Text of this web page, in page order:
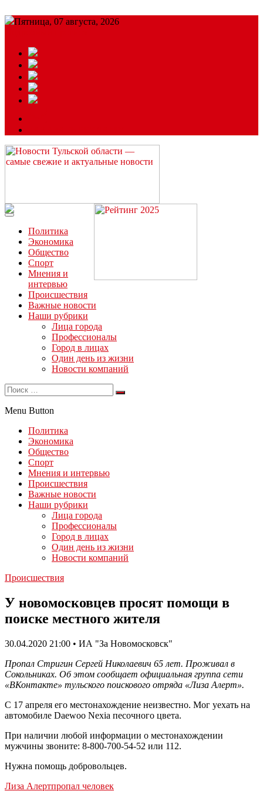
Пятница, 07 августа, 2026
Читайте последние новости дня в Тульской области на сайте
“ЗаНовомосковск”
Политика
Экономика
Общество
Спорт
Мнения и
интервью
Происшествия
Важные новости
Наши рубрики
Лица города
Профессионалы
Город в лицах
Один день из жизни
Новости компаний
Menu Button
Политика
Экономика
Общество
Спорт
Мнения и интервью
Происшествия
Важные новости
Наши рубрики
Лица города
Профессионалы
Город в лицах
Один день из жизни
Новости компаний
Происшествия
У новомосковцев просят помощи в
поиске местного жителя
30.04.2020 21:00 • ИА "За Новомосковск"
Пропал Стригин Сергей Николаевич 65 лет. Проживал в
Сокольниках. Об этом сообщает официальная группа сети
«ВКонтакте» тульского поискового отряда «Лиза Алерт».
С 17 апреля его местонахождение неизвестно. Мог уехать на
автомобиле Daewoo Nexia песочного цвета.
При наличии любой информации о местонахождении
мужчины звоните: 8-800-700-54-52 или 112.
Нужна помощь добровольцев.
Лиза Алертпропал человек